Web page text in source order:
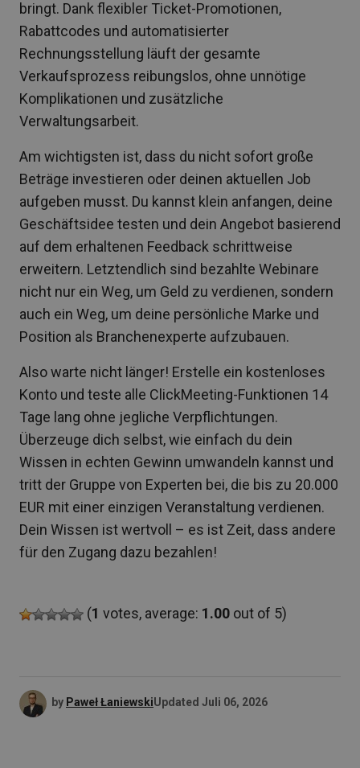
bringt. Dank flexibler Ticket-Promotionen,
Rabattcodes und automatisierter
Rechnungsstellung läuft der gesamte
Verkaufsprozess reibungslos, ohne unnötige
Komplikationen und zusätzliche
Verwaltungsarbeit.
Am wichtigsten ist, dass du nicht sofort große
Beträge investieren oder deinen aktuellen Job
aufgeben musst. Du kannst klein anfangen, deine
Geschäftsidee testen und dein Angebot basierend
auf dem erhaltenen Feedback schrittweise
erweitern. Letztendlich sind bezahlte Webinare
nicht nur ein Weg, um Geld zu verdienen, sondern
auch ein Weg, um deine persönliche Marke und
Position als Branchenexperte aufzubauen.
Also warte nicht länger! Erstelle ein kostenloses
Konto und teste alle ClickMeeting-Funktionen 14
Tage lang ohne jegliche Verpflichtungen.
Überzeuge dich selbst, wie einfach du dein
Wissen in echten Gewinn umwandeln kannst und
tritt der Gruppe von Experten bei, die bis zu 20.000
EUR mit einer einzigen Veranstaltung verdienen.
Dein Wissen ist wertvoll – es ist Zeit, dass andere
für den Zugang dazu bezahlen!
(1 votes, average: 1.00 out of 5)
by Paweł ŁaniewskiUpdated Juli 06, 2026